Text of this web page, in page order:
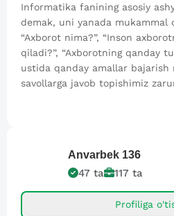
Informatika fanining asosiy
demak, uni yanada mukammal
“Axborot nima?”, “Inson
qiladi?”, “Axborotning qanday
ustida qanday amallar bajarish
savollarga javob topishimiz
Anvarbek 136
47 ta 117 ta
Profiliga